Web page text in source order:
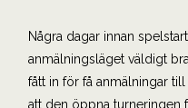
Clickable
Author
Några dagar innan
anmälningsläget väldigt
fått in för få anmälningar
att den öppna turneringen